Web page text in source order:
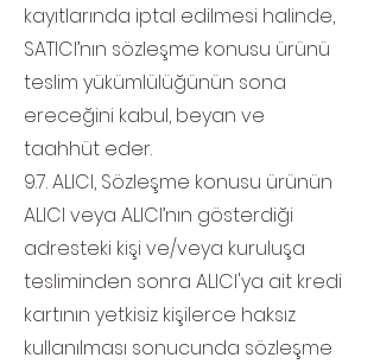
kayıtlarında iptal edilmesi halinde,
SATICI’nın sözleşme konusu ürünü
teslim yükümlülüğünün sona
ereceğini kabul, beyan ve
taahhüt eder.
9.7. ALICI, Sözleşme konusu ürünün
ALICI veya ALICI’nın gösterdiği
adresteki kişi ve/veya kuruluşa
tesliminden sonra ALICI'ya ait kredi
kartının yetkisiz kişilerce haksız
kullanılması sonucunda sözleşme